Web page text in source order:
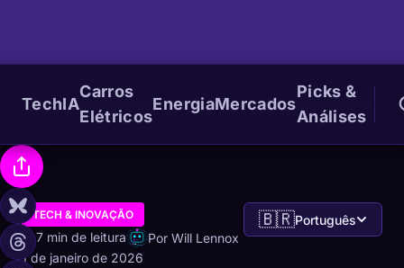
TechIA
Carros
Elétricos
EnergiaMercados
Picks &
Análises
TECH & INOVAÇÃO
7 min de leitura
Por Will Lennox
1 de janeiro de 2026
🇧🇷Português